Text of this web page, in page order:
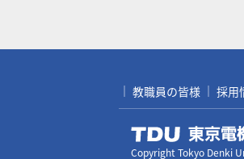
教職員の皆様 採用
Copyright Tokyo Denki